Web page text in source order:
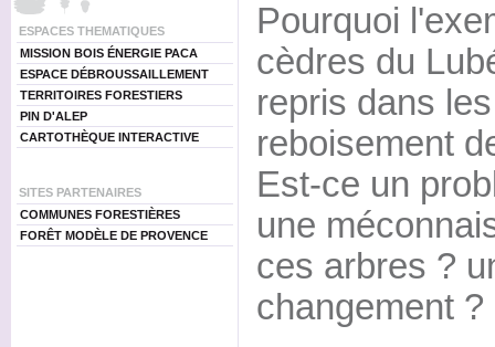
ESPACES THEMATIQUES
MISSION BOIS ÉNERGIE PACA
ESPACE DÉBROUSSAILLEMENT
TERRITOIRES FORESTIERS
PIN D'ALEP
CARTOTHÈQUE INTERACTIVE
SITES PARTENAIRES
COMMUNES FORESTIÈRES
FORÊT MODÈLE DE PROVENCE
Pourquoi
cèdres du
repris dans
reboisement
Est-ce un
une
ces arbres ?
changement ?